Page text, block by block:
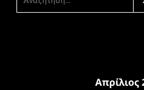
ΓΙΑ:
Απρίλιος